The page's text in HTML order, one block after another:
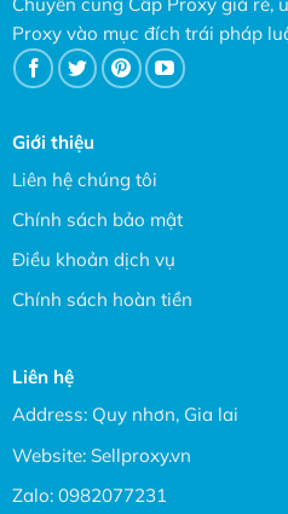
Proxy vào mục đích trái pháp
Giới thiệu
Liên hệ chúng tôi
Chính sách bảo mật
Điều khoản dịch vụ
Chính sách hoàn tiền
Liên hệ
Address: Quy nhơn, Gia lai
Website: Sellproxy.vn
Zalo: 0982077231